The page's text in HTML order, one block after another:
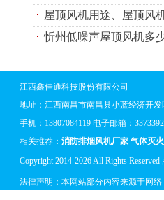
忻州低噪声屋顶风机多
江西鑫佳通科技股份有限公司
地址： 江西南昌市南昌县小蓝经济开发
手机：13807084119 电子邮箱：
相关推荐： 消防排烟风机厂家 气体灭
Copyright 2014-2026 All Rights
法律声明：本网站部分内容来源于网